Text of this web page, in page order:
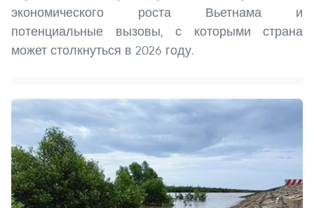
экономического роста Вьетнама и
потенциальные вызовы, с которыми страна
может столкнуться в 2026 году.